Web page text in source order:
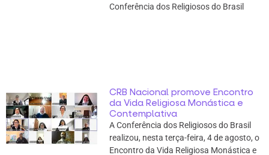
Conferência dos Religiosos do Brasil
CRB Nacional promove Encontro
da Vida Religiosa Monástica e
Contemplativa
A Conferência dos Religiosos do Brasil
realizou, nesta terça-feira, 4 de agosto, o
Encontro da Vida Religiosa Monástica e